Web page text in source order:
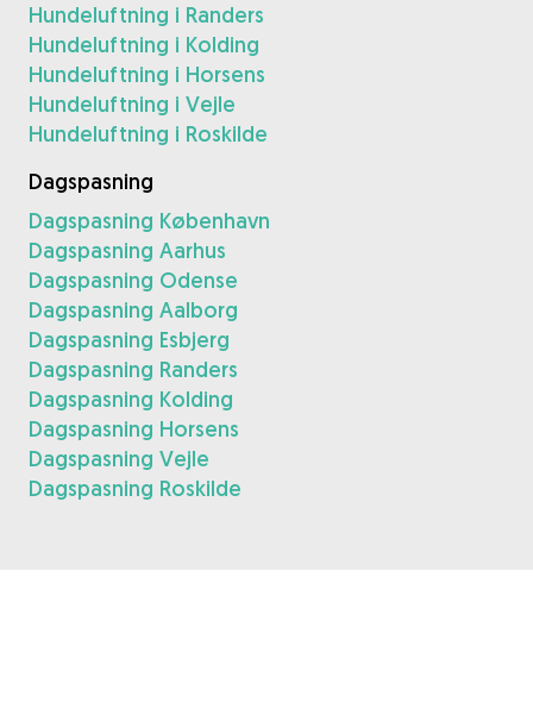
Hundeluftning i Randers
Hundeluftning i Kolding
Hundeluftning i Horsens
Hundeluftning i Vejle
Hundeluftning i Roskilde
Dagspasning
Dagspasning København
Dagspasning Aarhus
Dagspasning Odense
Dagspasning Aalborg
Dagspasning Esbjerg
Dagspasning Randers
Dagspasning Kolding
Dagspasning Horsens
Dagspasning Vejle
Dagspasning Roskilde